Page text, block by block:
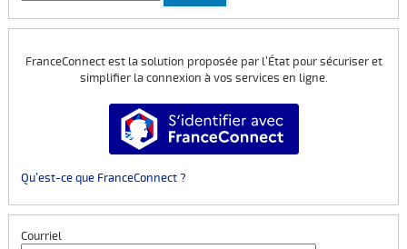
FranceConnect est la solution proposée par l’État pour sécuriser et
simplifier la connexion à vos services en ligne.
S’identifier avec FranceConnect
Qu’est-ce que FranceConnect ?
Courriel